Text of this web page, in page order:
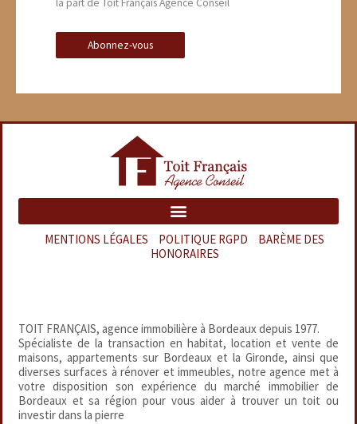
la part de Toit Français Agence Conseil
MENTIONS LÉGALES POLITIQUE RGPD
BARÈME DES
HONORAIRES
TOIT FRANÇAIS, agence immobilière à Bordeaux depuis 1977.
Spécialiste de la transaction en habitat, location et vente de
maisons, appartements sur Bordeaux et la Gironde, ainsi que
diverses surfaces à rénover et immeubles, notre agence met à
votre disposition son expérience du marché immobilier de
Bordeaux et sa région pour vous aider à trouver un toit ou
investir dans la pierre